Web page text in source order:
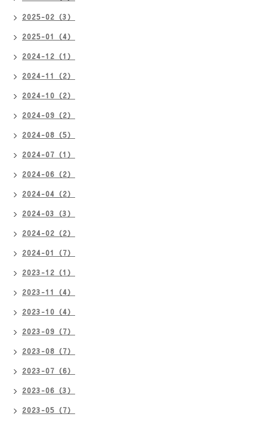
2025-02（3）
2025-01（4）
2024-12（1）
2024-11（2）
2024-10（2）
2024-09（2）
2024-08（5）
2024-07（1）
2024-06（2）
2024-04（2）
2024-03（3）
2024-02（2）
2024-01（7）
2023-12（1）
2023-11（4）
2023-10（4）
2023-09（7）
2023-08（7）
2023-07（6）
2023-06（3）
2023-05（7）